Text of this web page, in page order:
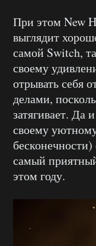
При этом New
выглядит
самой Switch,
своему
отрывать себя
делами,
затягивает. Да
своему
самый
этом году.